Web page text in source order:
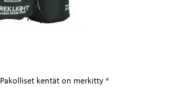
Pakolliset kentät on merkitty *